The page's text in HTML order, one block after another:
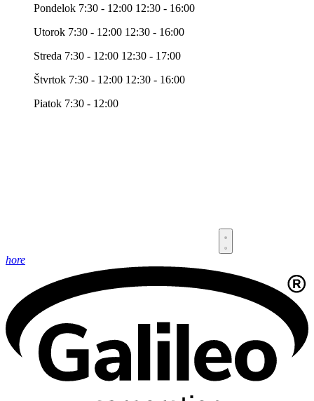
Pondelok 7:30 - 12:00 12:30 - 16:00
Utorok 7:30 - 12:00 12:30 - 16:00
Streda 7:30 - 12:00 12:30 - 17:00
Štvrtok 7:30 - 12:00 12:30 - 16:00
Piatok 7:30 - 12:00
hore